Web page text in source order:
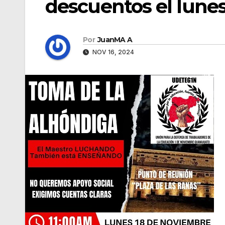
descuentos el
Por JuanMA A
NOV 16, 2024